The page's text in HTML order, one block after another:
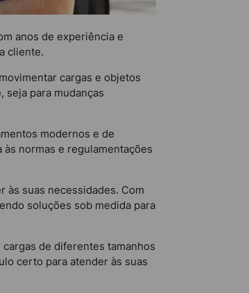
anos de experiência e
cliente.
cargas e objetos
seja para mudanças
modernos e de
normas e regulamentações
às suas necessidades. Com
soluções sob medida para
de diferentes tamanhos
certo para atender às suas